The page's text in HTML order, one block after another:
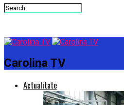
Carolina TV
Actualitate